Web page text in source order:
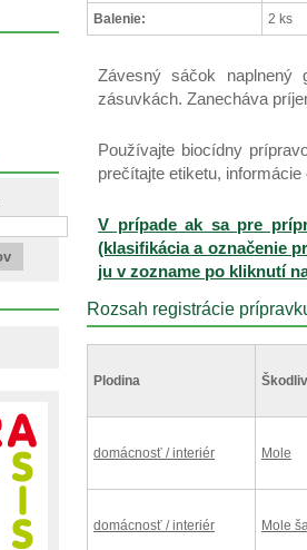
Balenie: 2 ks
Závesný sáčok
zásuvkách. Zanecháva
Používajte biocídny
prečítajte etiketu,
V prípade ak sa pre
(klasifikácia a označenie
ju v zozname po kliknutí
Rozsah registrácie
Plodina
domácnosť / interiér Mole
domácnosť / interiér Mole